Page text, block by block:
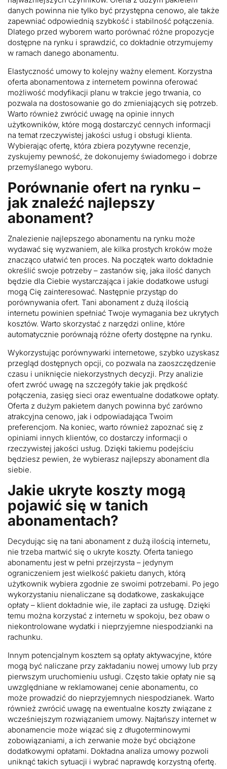
danych powinna nie tylko być przystępna cenowo, ale także
zapewniać odpowiednią szybkość i stabilność połączenia.
Dlatego przed wyborem warto porównać różne propozycje
dostępne na rynku i sprawdzić, co dokładnie otrzymujemy
w ramach danego abonamentu.
Elastyczność umowy to kolejny ważny element. Korzystna
oferta abonamentowa z internetem powinna oferować
możliwość modyfikacji planu w trakcie jego trwania, co
pozwala na dostosowanie go do zmieniających się potrzeb.
Warto również zwrócić uwagę na opinie innych
użytkowników, które mogą dostarczyć cennych informacji
na temat rzeczywistej jakości usług i obsługi klienta.
Wybierając ofertę, która zbiera pozytywne recenzje,
zyskujemy pewność, że dokonujemy świadomego i dobrze
przemyślanego wyboru.
Porównanie ofert na rynku –
jak znaleźć najlepszy
abonament?
Znalezienie najlepszego abonamentu na rynku może
wydawać się wyzwaniem, ale kilka prostych kroków może
znacząco ułatwić ten proces. Na początek warto dokładnie
określić swoje potrzeby – zastanów się, jaka ilość danych
będzie dla Ciebie wystarczająca i jakie dodatkowe usługi
mogą Cię zainteresować. Następnie przystąp do
porównywania ofert. Tani abonament z dużą ilością
internetu powinien spełniać Twoje wymagania bez ukrytych
kosztów. Warto skorzystać z narzędzi online, które
automatycznie porównają różne oferty dostępne na rynku.
Wykorzystując porównywarki internetowe, szybko uzyskasz
przegląd dostępnych opcji, co pozwala na zaoszczędzenie
czasu i uniknięcie niekorzystnych decyzji. Przy analizie
ofert zwróć uwagę na szczegóły takie jak prędkość
połączenia, zasięg sieci oraz ewentualne dodatkowe opłaty.
Oferta z dużym pakietem danych powinna być zarówno
atrakcyjna cenowo, jak i odpowiadająca Twoim
preferencjom. Na koniec, warto również zapoznać się z
opiniami innych klientów, co dostarczy informacji o
rzeczywistej jakości usług. Dzięki takiemu podejściu
będziesz pewien, że wybierasz najlepszy abonament dla
siebie.
Jakie ukryte koszty mogą
pojawić się w tanich
abonamentach?
Decydując się na tani abonament z dużą ilością internetu,
nie trzeba martwić się o ukryte koszty. Oferta taniego
abonamentu jest w pełni przejrzysta – jedynym
ograniczeniem jest wielkość pakietu danych, którą
użytkownik wybiera zgodnie ze swoimi potrzebami. Po jego
wykorzystaniu nienaliczane są dodatkowe, zaskakujące
opłaty – klient dokładnie wie, ile zapłaci za usługę. Dzięki
temu można korzystać z internetu w spokoju, bez obaw o
niekontrolowane wydatki i nieprzyjemne niespodzianki na
rachunku.
Innym potencjalnym kosztem są opłaty aktywacyjne, które
mogą być naliczane przy zakładaniu nowej umowy lub przy
pierwszym uruchomieniu usługi. Często takie opłaty nie są
uwzględniane w reklamowanej cenie abonamentu, co
może prowadzić do nieprzyjemnych niespodzianek. Warto
również zwrócić uwagę na ewentualne koszty związane z
wcześniejszym rozwiązaniem umowy. Najtańszy internet w
abonamencie może wiązać się z długoterminowymi
zobowiązaniami, a ich zerwanie może być obciążone
dodatkowymi opłatami. Dokładna analiza umowy pozwoli
uniknąć takich sytuacji i wybrać naprawdę korzystną ofertę.